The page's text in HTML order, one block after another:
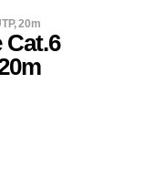
20m
Cat.6